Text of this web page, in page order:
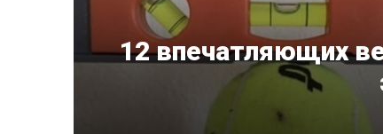
12 впечатляющих